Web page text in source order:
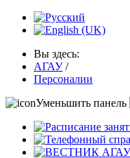
Вы здесь:
АГАУ /
Персоналии
Уменьшить панель